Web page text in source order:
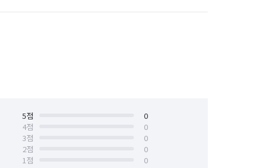
5점
0
4점
0
3점
0
2점
0
1점 0